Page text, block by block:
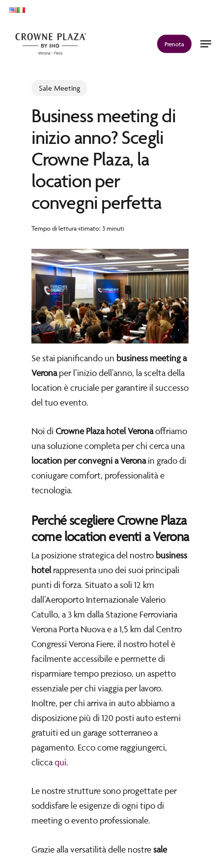
Skip
main
Prenota
Menu
Sale Meeting
Business meeting di
inizio anno? Scegli
Crowne Plaza, la
location per
convegni perfetta
Tempo di lettura stimato: 3 minuti
Se stai pianificando un business meeting a
Veronaper l’inizio dell’anno, la scelta della
location è cruciale per garantire il successo
del tuo evento.
Noi di Crowne Plaza hotel Veronaoffriamo
una soluzione completa per chi cerca una
location per convegni a Veronain grado di
coniugare comfort, professionalità e
tecnologia.
Perché scegliere Crowne Plaza
come location eventi a Verona
La posizione strategica del nostro business
hotelrappresenta uno dei suoi principali
punti di forza. Situato a soli 12 km
dall’Aeroporto Internazionale Valerio
Catullo, a 3 km dalla Stazione Ferroviaria
Verona Porta Nuova e a 1,5 km dal Centro
Congressi Verona Fiere, il nostro hotel è
facilmente accessibile e permette di
risparmiare tempo prezioso, un aspetto
essenziale per chi viaggia per lavoro.
Inoltre, per chi arriva in auto abbiamo a
disposizione più di 120 posti auto esterni
gratuiti ed un garage sotterraneo a
pagamento. Ecco come raggiungerci,
cliccaqui.
Le nostre strutture sono progettate per
soddisfare le esigenze di ogni tipo di
meeting o evento professionale.
Grazie alla versatilità delle nostresale